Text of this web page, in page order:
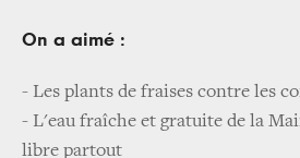
On a aimé :
- Les plants de fraises contre les
- L'eau fraîche et gratuite de la
libre partout